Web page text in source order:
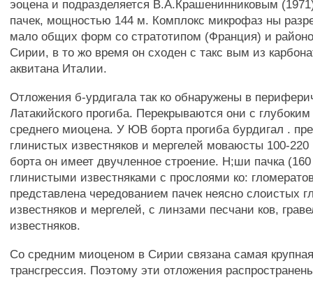
эоцена и подразделяется В.А.Крашенинниковым
пачек, мощностью 144 м. Комплокс микрофаз ны
мало общих форм со стратотипом (Франция) и
Сирии, в то жо время он сходен с такс вым из
аквитана Италии.
Отложения б-урдигала так ко обнаружены в
Латакийского прогиба. Перекрываются они с
среднего миоцена. У ЮВ борта прогиба бурдигал .
глинистых известняков и мергелей моваюсты 100-
борта он имеет двучленное строение. Н;ши пачка
глинистыми известняками с прослоями ко:
представлена чередованием пачек неясно слоистых
известняков и мергелей, с линзами песчани ков,
известняков.
Со средним миоценом в Сирии связана самая
трансгрессия. Поэтому эти отложения